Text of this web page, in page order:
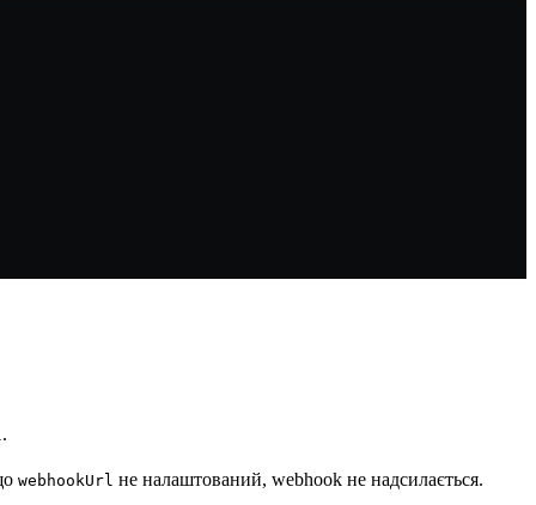
.
webhookUrl не налаштований, webhook не надсилається.